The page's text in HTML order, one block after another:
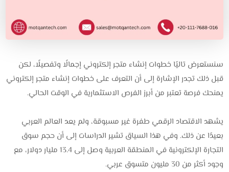
سنستعرض تاليًا خطوات إنشاء متجر إلكتروني إجمالًا وتفصيلًا، لكن
قبل ذلك تجدر الإشارة إلى أن التعرف على خطوات إنشاء متجر إلكتروني
يمنحك فرصة تعتبر من أبرز الفرص الاستثمارية في الوقت الحالي.
يشهد الاقتصاد الرقمي طفرة غير مسبوقة، ولم يعد العالم العربي
بعيدًا عن ذلك. وفي هذا السياق تشير الدراسات إلى أن حجم سوق
التجارة الإلكترونية في المنطقة العربية وصل إلى 13.4 مليار دولار، مع
وجود أكثر من 30 مليون متسوق عربي.